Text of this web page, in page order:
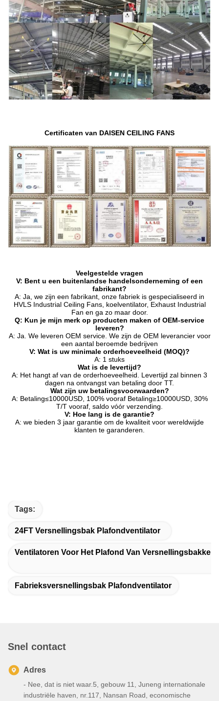
Certificaten van DAISEN CEILING FANS
Veelgestelde vragen
V: Bent u een buitenlandse handelsonderneming of een
fabrikant?
A: Ja, we zijn een fabrikant, onze fabriek is gespecialiseerd in
HVLS Industrial Ceiling Fans, koelventilator, Exhaust Industrial
Fan en ga zo maar door.
Q: Kun je mijn merk op producten maken of OEM-service
leveren?
A: Ja. We leveren OEM service. We zijn de OEM leverancier voor
een aantal beroemde bedrijven
V: Wat is uw minimale orderhoeveelheid (MOQ)?
A: 1 stuks
Wat is de levertijd?
A: Het hangt af van de orderhoeveelheid. Levertijd zal binnen 3
dagen na ontvangst van betaling door TT.
Wat zijn uw betalingsvoorwaarden?
A: Betaling≤10000USD, 100% vooraf Betaling≥10000USD, 30%
T/T vooraf, saldo vóór verzending.
V: Hoe lang is de garantie?
A: we bieden 3 jaar garantie om de kwaliteit voor wereldwijde
klanten te garanderen.
Tags:
24FT Versnellingsbak Plafondventilator
Ventilatoren Voor Het Plafond Van Versnellingsbakken
Fabrieksversnellingsbak Plafondventilator
Snel contact
Adres
- Nee, dat is niet waar.5, gebouw 11, Juneng internationale
industriële haven, nr.117, Nansan Road, economische